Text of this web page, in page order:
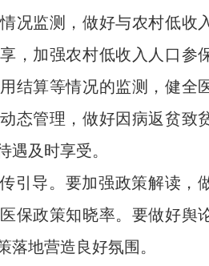
况监测，做好与农村低收
，加强农村低收入人口参
结算等情况的监测，健全
态管理，做好因病返贫致
遇及时享受。
传引导。要加强政策解读，
保政策知晓率。要做好舆
落地营造良好氛围。